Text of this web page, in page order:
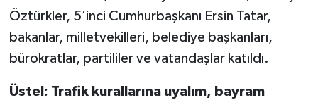
Öztürkler, 5’inci Cumhurbaşkanı Ersin Tatar,
bakanlar, milletvekilleri, belediye başkanları,
bürokratlar, partililer ve vatandaşlar katıldı.
Üstel: Trafik kurallarına uyalım, bayram